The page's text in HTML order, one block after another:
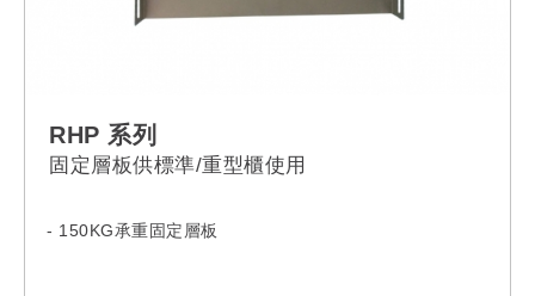
RPV-16NF-C13-13A
RPV-16NF-C13-32A
RPV-16NF-C19-13A
RPV-16NF-C19-C14
RPV-16NF-C19-32A
RHP 系列
固定層板供標準/重型櫃使用
- 150KG承重固定層板